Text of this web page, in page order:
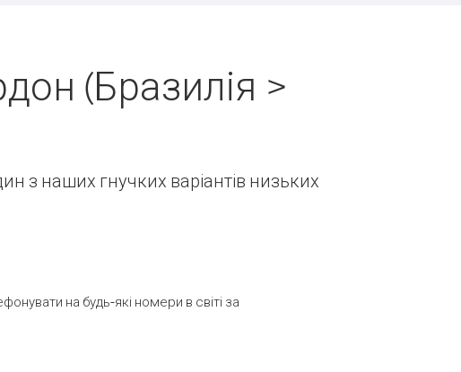
(Бразилія >
з наших гнучких варіантів низьких
на будь-які номери в світі за